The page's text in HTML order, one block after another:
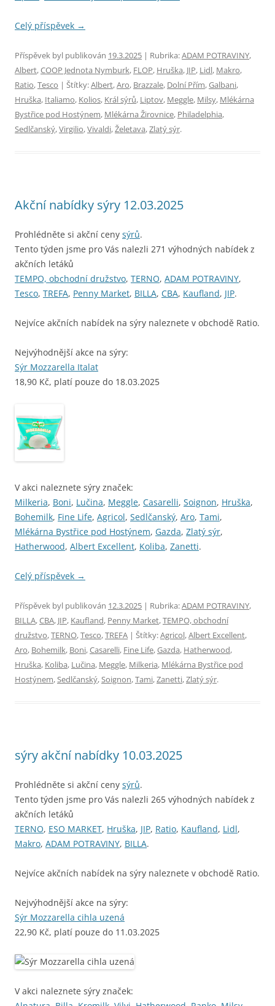
Celý příspěvek →
Příspěvek byl publikován 19.3.2025 | Rubrika:ADAM POTRAVINY,
Albert,COOP Jednota Nymburk, FLOP, Hruška, JIP, Lidl, Makro,
Ratio,Tesco | Štítky:Albert,Aro, Brazzale, Dolní Přím,Galbani,
Hruška, Italiamo, Kolios, Král sýrů, Liptov, Meggle, Milsy, Mlékárna
Bystřice pod Hostýnem, Mlékárna Žirovnice, Philadelphia,
Sedlčanský,Virgilio,Vivaldi,Želetava,Zlatý sýr.
Akční nabídky sýry 12.03.2025
Prohlédněte si akční ceny sýrů.
Tento týden jsme pro Vás nalezli 271 výhodných nabídek z
akčních letáků
TEMPO, obchodní družstvo, TERNO, ADAM POTRAVINY,
Tesco, TREFA, Penny Market, BILLA, CBA, Kaufland, JIP.
Nejvíce akčních nabídek na sýry naleznete v obchodě Ratio.
Nejvýhodnější akce na sýry:
Sýr Mozzarella Italat
18,90 Kč, platí pouze do 18.03.2025
V akci naleznete sýry značek:
Milkeria, Boni, Lučina, Meggle, Casarelli, Soignon, Hruška,
Bohemilk, Fine Life, Agricol, Sedlčanský, Aro, Tami,
Mlékárna Bystřice pod Hostýnem, Gazda, Zlatý sýr,
Hatherwood, Albert Excellent, Koliba, Zanetti.
Celý příspěvek →
Příspěvek byl publikován 12.3.2025 | Rubrika:ADAM POTRAVINY,
BILLA,CBA, JIP, Kaufland, Penny Market,TEMPO, obchodní
družstvo,TERNO,Tesco,TREFA | Štítky:Agricol,Albert Excellent,
Aro, Bohemilk, Boni,Casarelli, Fine Life,Gazda, Hatherwood,
Hruška, Koliba, Lučina, Meggle, Milkeria, Mlékárna Bystřice pod
Hostýnem,Sedlčanský,Soignon,Tami,Zanetti,Zlatý sýr.
sýry akční nabídky 10.03.2025
Prohlédněte si akční ceny sýrů.
Tento týden jsme pro Vás nalezli 265 výhodných nabídek z
akčních letáků
TERNO, ESO MARKET, Hruška, JIP, Ratio, Kaufland, Lidl,
Makro, ADAM POTRAVINY, BILLA.
Nejvíce akčních nabídek na sýry naleznete v obchodě Ratio.
Nejvýhodnější akce na sýry:
Sýr Mozzarella cihla uzená
22,90 Kč, platí pouze do 11.03.2025
V akci naleznete sýry značek: